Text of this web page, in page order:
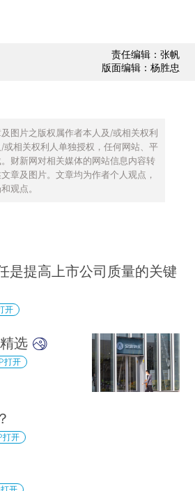
责任编辑：张帆
版面编辑：杨胜忠
图片之版权属作者本人及/或相关权利
或相关权利人单独授权，任何网站、平
财新网对相关媒体的网站信息内容转
章及图片。文章均为作者个人观点，
观点。
是提高上市公司质量的关键
开
选
打开
打开